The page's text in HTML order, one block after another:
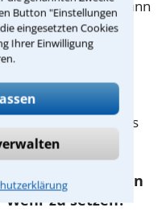
Button "Einstellungen
eingesetzten Cookies
Ihrer Einwilligung
Platzverweis kann
Verhalten von
ist eine
Vorgesetzten
von einem
beraten, was
sich gegen einen
zu setzen?